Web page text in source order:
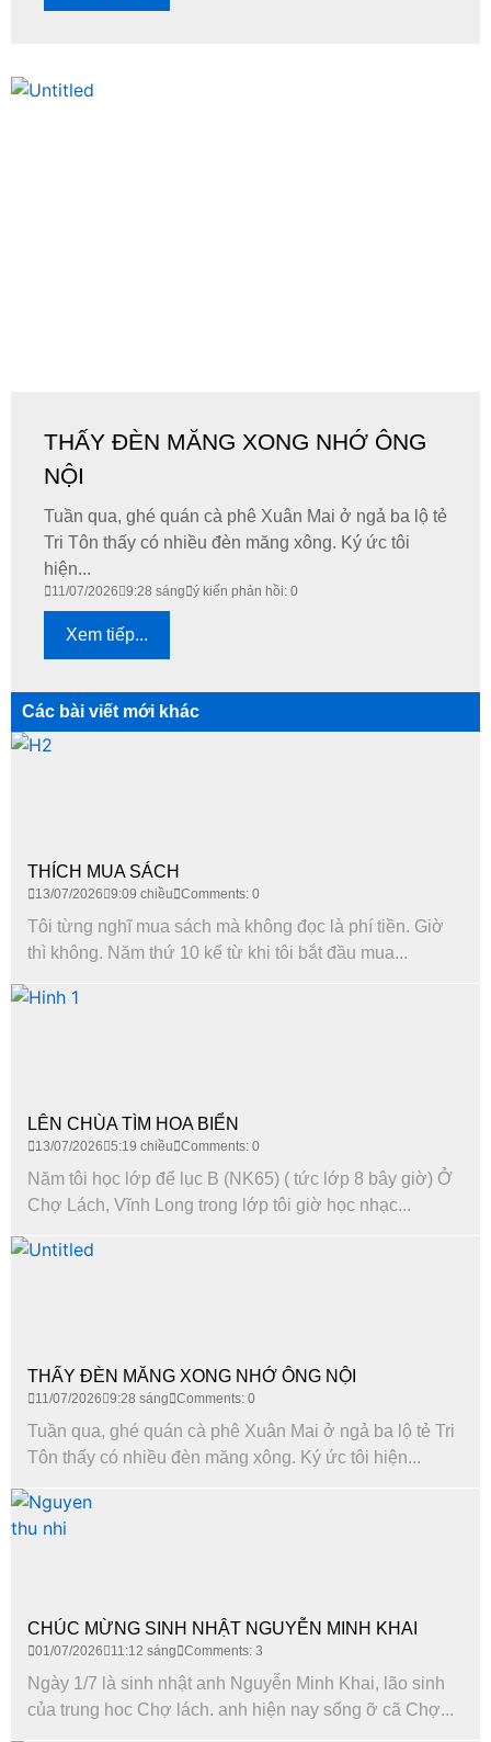
THẤY ĐÈN MĂNG XONG NHỚ ÔNG
NỘI
Tuần qua, ghé quán cà phê Xuân Mai ở ngả ba lộ tẻ
Tri Tôn thấy có nhiều đèn măng xông. Ký ức tôi
hiện...
11/07/2026 9:28 sáng ý kiến phản hồi: 0
Xem tiếp...
Các bài viết mới khác
THÍCH MUA SÁCH
13/07/2026 9:09 chiều Comments: 0
Tôi từng nghĩ mua sách mà không đọc là phí tiền. Giờ
thì không. Năm thứ 10 kể từ khi tôi bắt đầu mua...
LÊN CHÙA TÌM HOA BIỂN
13/07/2026 5:19 chiều Comments: 0
Năm tôi học lớp để lục B (NK65) ( tức lớp 8 bây giờ) Ở
Chợ Lách, Vĩnh Long trong lớp tôi giờ học nhạc...
THẤY ĐÈN MĂNG XONG NHỚ ÔNG NỘI
11/07/2026 9:28 sáng Comments: 0
Tuần qua, ghé quán cà phê Xuân Mai ở ngả ba lộ tẻ Tri
Tôn thấy có nhiều đèn măng xông. Ký ức tôi hiện...
CHÚC MỪNG SINH NHẬT NGUYỄN MINH KHAI
01/07/2026 11:12 sáng Comments: 3
Ngày 1/7 là sinh nhật anh Nguyễn Minh Khai, lão sinh
của trung hoc Chợ lách. anh hiện nay sống ỡ cã Chợ...